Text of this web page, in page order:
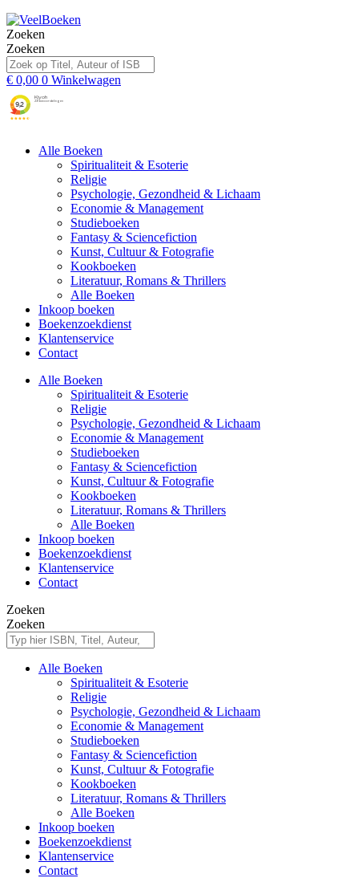
Zoeken
Zoeken
€ 0,00 0 Winkelwagen
Alle Boeken
Spiritualiteit & Esoterie
Religie
Psychologie, Gezondheid & Lichaam
Economie & Management
Studieboeken
Fantasy & Sciencefiction
Kunst, Cultuur & Fotografie
Kookboeken
Literatuur, Romans & Thrillers
Alle Boeken
Inkoop boeken
Boekenzoekdienst
Klantenservice
Contact
Alle Boeken
Spiritualiteit & Esoterie
Religie
Psychologie, Gezondheid & Lichaam
Economie & Management
Studieboeken
Fantasy & Sciencefiction
Kunst, Cultuur & Fotografie
Kookboeken
Literatuur, Romans & Thrillers
Alle Boeken
Inkoop boeken
Boekenzoekdienst
Klantenservice
Contact
Zoeken
Zoeken
Alle Boeken
Spiritualiteit & Esoterie
Religie
Psychologie, Gezondheid & Lichaam
Economie & Management
Studieboeken
Fantasy & Sciencefiction
Kunst, Cultuur & Fotografie
Kookboeken
Literatuur, Romans & Thrillers
Alle Boeken
Inkoop boeken
Boekenzoekdienst
Klantenservice
Contact